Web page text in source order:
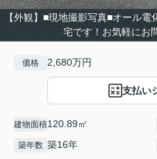
【外観】■現地撮影写真■オール
宅です！お気軽にお
価格 2,680万円
支払い
建物面積120.89㎡
築年数 築16年